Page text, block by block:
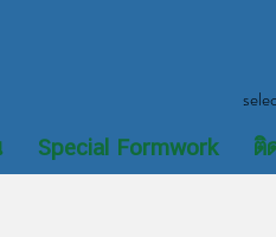
Special Formwork ติ